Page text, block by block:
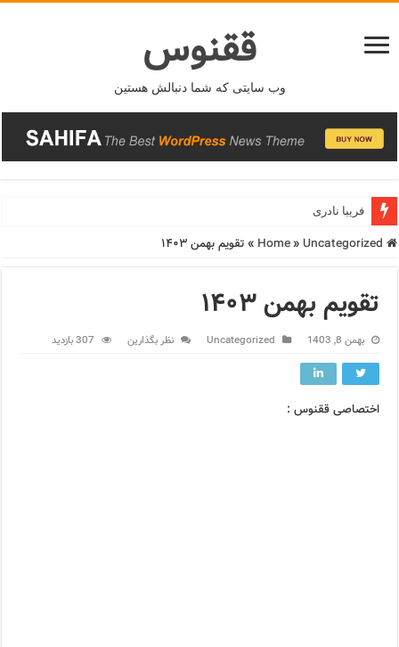
ققنوس
وب سایتی که شما دنبالش هستین
فریبا نادری
» Uncategorized
»تقویم بهمن ۱۴۰۳
تقویم بهمن ۱۴۰۳
بهمن 8, 1403 Uncategorized نظر بگذارین 307 بازدید
اختصاصی ققنوس :